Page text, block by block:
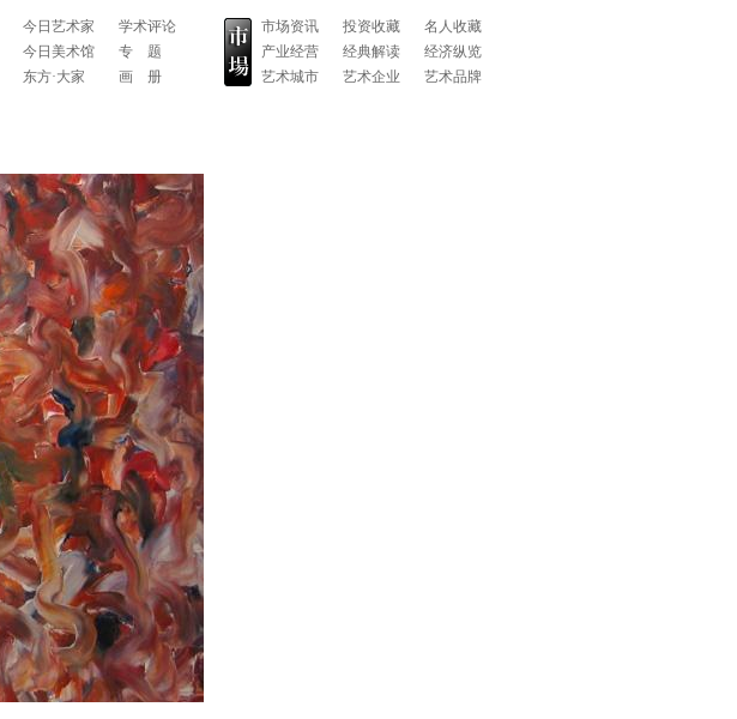
今日艺术家
今日美术馆
东方·大家
学术评论
专 题
画 册
市场资讯
产业经营
艺术城市
投资收藏
经典解读
艺术企业
名人收藏
经济纵览
艺术品牌